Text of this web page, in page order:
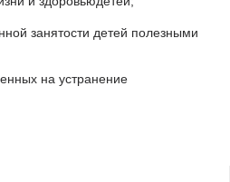
занятости детей полезными
на устранение